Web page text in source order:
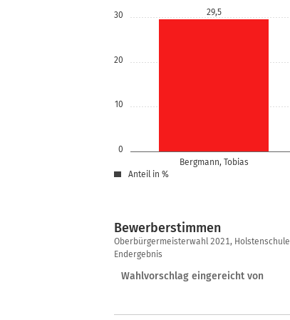
0
10
20
30
Bergmann, Tobias
29,5
Anteil in %
Bewerberstimmen
Bewerberstimmen
Oberbürgermeisterwahl 2021, Holstenschule
Endergebnis
Wahlvorschlag eingereicht von